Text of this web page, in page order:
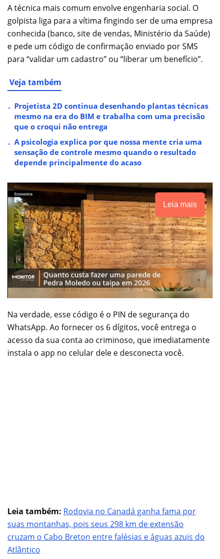
A técnica mais comum envolve engenharia social. O
golpista liga para a vítima fingindo ser de uma empresa
conhecida (banco, site de vendas, Ministério da Saúde)
e pede um código de confirmação enviado por SMS
para “validar um cadastro” ou “liberar um benefício”.
Veja também
Projetista 2D continua desenhando plantas técnicas
mesmo na era do BIM e trabalha com uma precisão
que o croqui não entrega
A psicologia explica por que nossa mente cria uma
sensação de controle mesmo quando o resultado
depende principalmente do acaso
Leia mais
Na verdade, esse código é o PIN de segurança do
WhatsApp. Ao fornecer os 6 dígitos, você entrega o
acesso da sua conta ao criminoso, que imediatamente
instala o app no celular dele e desconecta você.
Leia também: Rodovia no Canadá ganha fama por
suas montanhas, pois seus 298 km de extensão
cruzam o Cabo Breton entre falésias e águas azuis do
Atlântico